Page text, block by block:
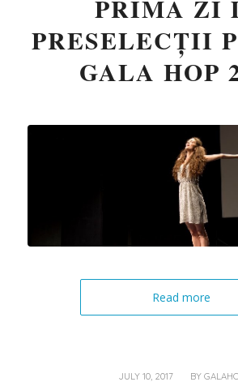
PRIMA ZI
PRESELECȚII
GALA HOP
Read more
JULY 10, 2017
/ BY